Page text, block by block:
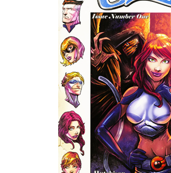
Расширенная версия Х3
REBalance
Работы Kuroneko
Doom 3 Remaster Fan Edition
X2 - The Threat Remaster Fan Edition
Quake III Arena Remaster Fan Edition
Star Trek Voyager Elite Force